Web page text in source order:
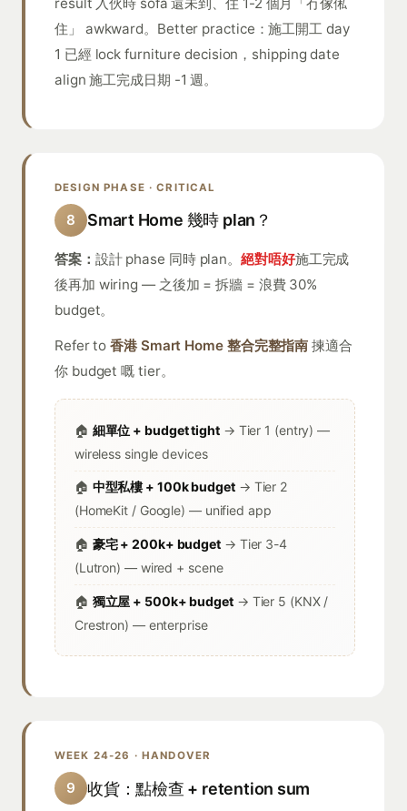
住」 awkward。Better practice：施工開工 day
1 已經 lock furniture decision，shipping date
align 施工完成日期 -1 週。
DESIGN PHASE · CRITICAL
8 Smart Home 幾時 plan？
答案： 設計 phase 同時 plan。絕對唔好施工完成
後再加 wiring — 之後加 = 拆牆 = 浪費 30%
budget。
Refer to香港 Smart Home 整合完整指南 揀適合
你 budget 嘅 tier。
🏠 細單位 + budget tight→ Tier 1 (entry) —
wireless single devices
🏠 中型私樓 + 100k budget→ Tier 2
(HomeKit / Google) — unified app
🏠 豪宅 + 200k+ budget→ Tier 3-4
(Lutron) — wired + scene
🏠 獨立屋 + 500k+ budget→ Tier 5 (KNX /
Crestron) — enterprise
WEEK 24-26 · HANDOVER
9 收貨：點檢查 + retention sum